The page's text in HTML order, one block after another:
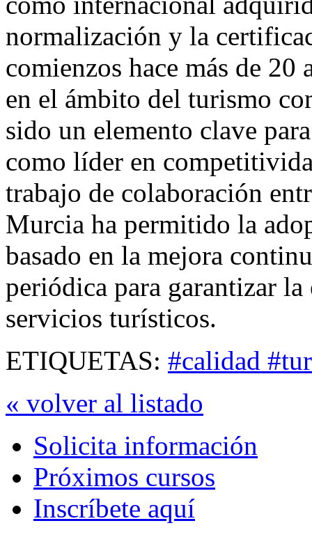
normalización y la
comienzos hace más de
en el ámbito del turismo
sido un elemento clave
como líder en
trabajo de colaboración
Murcia ha permitido la
basado en la mejora
periódica para garantizar
servicios turísticos.
ETIQUETAS: #calidad
« volver al listado
Solicita información
Próximos cursos
Inscríbete aquí